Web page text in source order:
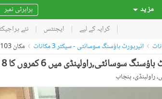
مز ید
کرایہ کے لیے ایجنٹس نئے
ائیرپورٹ ہاؤسنگ سوسائٹی - سیکٹر 3 مکانات مکان 53990103